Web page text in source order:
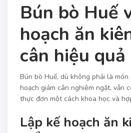
Bún bò Huế
hoạch ăn
cân hiệu quả
Bún bò Huế, dù không phải là
hoạch giảm cân nghiêm ngặt, vẫn
thực đơn một cách khoa học và
Lập kế hoạch ăn